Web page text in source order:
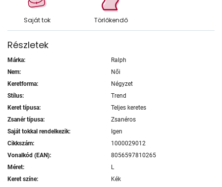
Saját tok Törlőkendő
Részletek
Márka:
Ralph
Nem:
Női
Keretforma:
Négyzet
Stílus:
Trend
Keret típusa:
Teljes keretes
Zsanér típusa:
Zsanéros
Saját tokkal rendelkezik:
Igen
Cikkszám:
1000029012
Vonalkód (EAN):
8056597810265
Méret:
L
Keret színe:
Kék